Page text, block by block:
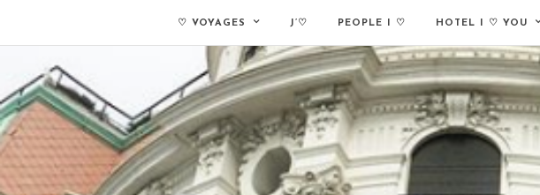
♡ VOYAGES J’♡ PEOPLE I ♡ HOTEL I ♡ YOU